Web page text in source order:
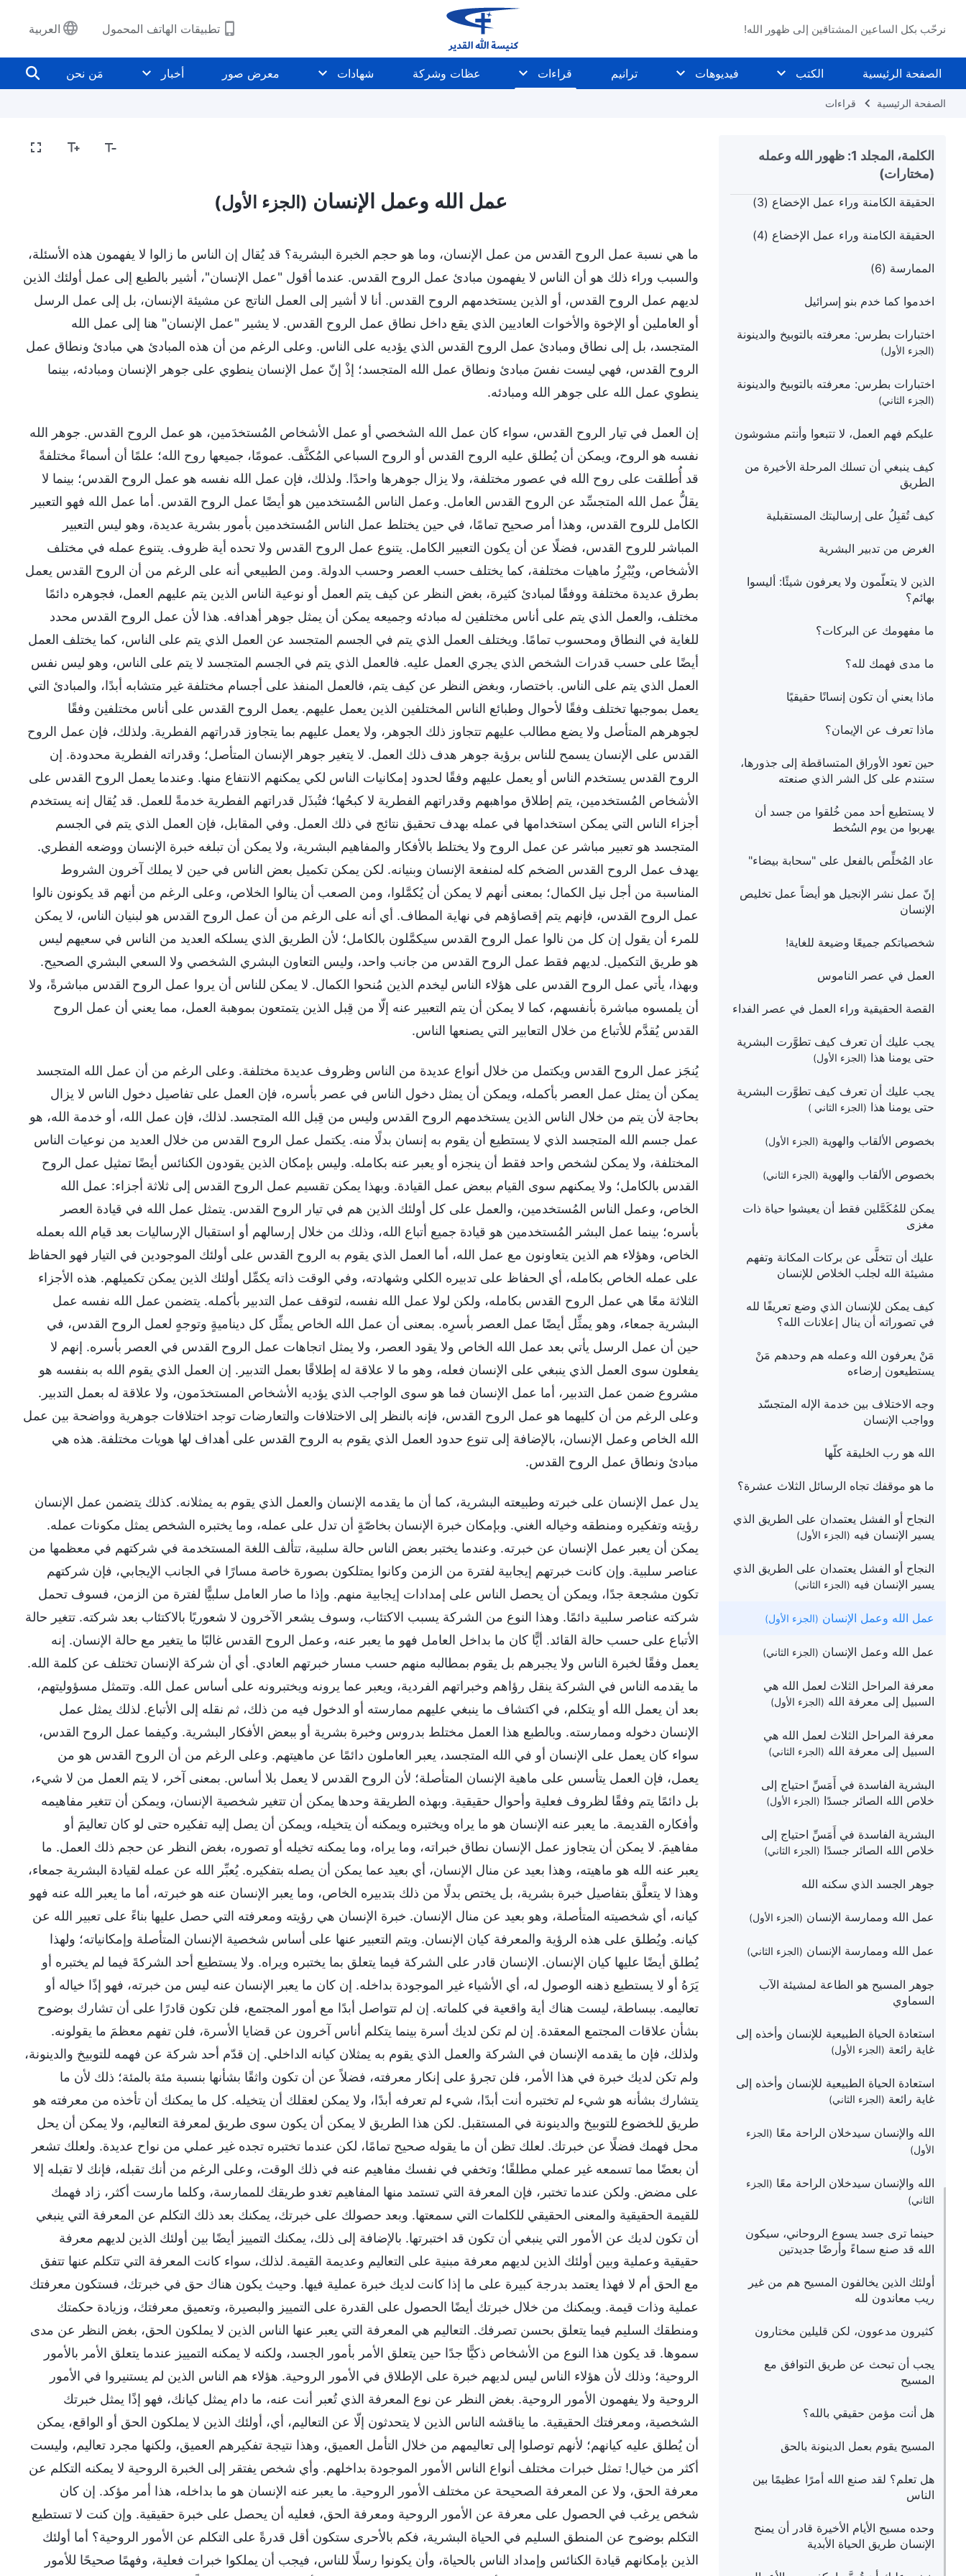
نرحّب بكل الساعين المشتاقين إلى ظهور الله! تطبيقات الهاتف المحمول العربية
الصفحة الرئيسية الكتب فيديوهات ترانيم قراءات عظات وشركة شهادات معرض صور أخبار مَن نحن
الصفحة الرئيسية قراءات
الكلمة، المجلد 1: ظهور الله وعمله
(مختارات)
الممارسة (3)
الممارسة (4)
الحقيقة الكامنة وراء عمل الإخضاع (1)
الحقيقة الكامنة وراء عمل الإخضاع (2)
الحقيقة الكامنة وراء عمل الإخضاع (3)
الحقيقة الكامنة وراء عمل الإخضاع (4)
الممارسة (6)
اخدموا كما خدم بنو إسرائيل
اختبارات بطرس: معرفته بالتوبيخ والدينونة
(الجزء الأول)
اختبارات بطرس: معرفته بالتوبيخ والدينونة
(الجزء الثاني)
عليكم فهم العمل، لا تتبعوا وأنتم مشوشون
كيف ينبغي أن تسلك المرحلة الأخيرة من
الطريق
كيف تُقبِلُ على إرساليتك المستقبلية
الغرض من تدبير البشرية
الذين لا يتعلّمون ولا يعرفون شيئًا: أليسوا
بهائم؟
ما مفهومك عن البركات؟
ما مدى فهمك لله؟
ماذا يعني أن تكون إنسانًا حقيقيًا
ماذا تعرف عن الإيمان؟
حين تعود الأوراق المتساقطة إلى جذورها،
ستندم على كل الشر الذي صنعته
لا يستطيع أحد ممن خُلقوا من جسد أن
يهربوا من يوم السُخط
عاد المُخلِّص بالفعل على "سحابة بيضاء"
إنّ عمل نشر الإنجيل هو أيضاً عمل تخليص
الإنسان
شخصياتكم جميعًا وضيعة للغاية!
العمل في عصر الناموس
القصة الحقيقية وراء العمل في عصر الفداء
يجب عليك أن تعرف كيف تطوَّرت البشرية
حتى يومنا هذا (الجزء الأول)
يجب عليك أن تعرف كيف تطوَّرت البشرية
حتى يومنا هذا (الجزء الثاني )
بخصوص الألقاب والهوية (الجزء الأول)
بخصوص الألقاب والهوية (الجزء الثاني)
يمكن للمُكَمَّلين فقط أن يعيشوا حياة ذات
مغزى
عليك أن تتخلَّى عن بركات المكانة وتفهم
مشيئة الله لجلب الخلاص للإنسان
كيف يمكن للإنسان الذي وضع تعريفًا لله
في تصوراته أن ينال إعلانات الله؟
مَنْ يعرفون الله وعمله هم وحدهم مَنْ
يستطيعون إرضاءه
وجه الاختلاف بين خدمة الإله المتجسّد
وواجب الإنسان
الله هو رب الخليقة كلّها
ما هو موقفك تجاه الرسائل الثلاث عشرة؟
النجاح أو الفشل يعتمدان على الطريق الذي
يسير الإنسان فيه (الجزء الأول)
النجاح أو الفشل يعتمدان على الطريق الذي
يسير الإنسان فيه (الجزء الثاني)
عمل الله وعمل الإنسان (الجزء الأول)
عمل الله وعمل الإنسان (الجزء الثاني)
معرفة المراحل الثلاث لعمل الله هي
السبيل إلى معرفة الله (الجزء الأول)
معرفة المراحل الثلاث لعمل الله هي
السبيل إلى معرفة الله (الجزء الثاني)
البشرية الفاسدة في أَمَسِّ احتياج إلى
خلاص الله الصائر جسدًا (الجزء الأول)
البشرية الفاسدة في أَمَسِّ احتياج إلى
خلاص الله الصائر جسدًا (الجزء الثاني)
جوهر الجسد الذي سكنه الله
عمل الله وممارسة الإنسان (الجزء الأول)
عمل الله وممارسة الإنسان (الجزء الثاني)
جوهر المسيح هو الطاعة لمشيئة الآب
السماوي
استعادة الحياة الطبيعية للإنسان وأخذه إلى
غاية رائعة (الجزء الأول)
استعادة الحياة الطبيعية للإنسان وأخذه إلى
غاية رائعة (الجزء الثاني)
الله والإنسان سيدخلان الراحة معًا (الجزء
الأول)
الله والإنسان سيدخلان الراحة معًا (الجزء
الثاني)
حينما ترى جسد يسوع الروحاني، سيكون
الله قد صنع سماءً وأرضًا جديدتين
أولئك الذين يخالفون المسيح هم من غير
ريب معاندون لله
كثيرون مدعوون، لكن قليلين مختارون
يجب أن تبحث عن طريق التوافق مع
المسيح
هل أنت مؤمن حقيقي بالله؟
المسيح يقوم بعمل الدينونة بالحق
هل تعلم؟ لقد صنع الله أمرًا عظيمًا بين
الناس
وحده مسيح الأيام الأخيرة قادر أن يمنح
الإنسان طريق الحياة الأبدية
عمل الله وعمل الإنسان (الجزء الأول)
ما هي نسبة عمل الروح القدس من عمل الإنسان، وما هو حجم الخبرة البشرية؟ قد يُقال إن الناس ما زالوا لا يفهمون هذه الأسئلة،
والسبب وراء ذلك هو أن الناس لا يفهمون مبادئ عمل الروح القدس. عندما أقول "عمل الإنسان"، أشير بالطبع إلى عمل أولئك الذين
لديهم عمل الروح القدس، أو الذين يستخدمهم الروح القدس. أنا لا أشير إلى العمل الناتج عن مشيئة الإنسان، بل إلى عمل الرسل
أو العاملين أو الإخوة والأخوات العاديين الذي يقع داخل نطاق عمل الروح القدس. لا يشير "عمل الإنسان" هنا إلى عمل الله
المتجسد، بل إلى نطاق ومبادئ عمل الروح القدس الذي يؤديه على الناس. وعلى الرغم من أن هذه المبادئ هي مبادئ ونطاق عمل
الروح القدس، فهي ليست نفسَ مبادئ ونطاق عمل الله المتجسد؛ إذْ إنّ عمل الإنسان ينطوي على جوهر الإنسان ومبادئه، بينما
ينطوي عمل الله على جوهر الله ومبادئه.
إن العمل في تيار الروح القدس، سواء كان عمل الله الشخصي أو عمل الأشخاص المُستخدَمين، هو عمل الروح القدس. جوهر الله
نفسه هو الروح، ويمكن أن يُطلق عليه الروح القدس أو الروح السباعي المُكثَّف. عمومًا، جميعها روح الله؛ علمًا أن أسماءً مختلفةً
قد أُطلقت على روح الله في عصور مختلفة، ولا يزال جوهرها واحدًا. ولذلك، فإن عمل الله نفسه هو عمل الروح القدس؛ بينما لا
يقلُّ عمل الله المتجسِّد عن الروح القدس العامل. وعمل الناس المُستخدمين هو أيضًا عمل الروح القدس. أما عمل الله فهو التعبير
الكامل للروح القدس، وهذا أمر صحيح تمامًا، في حين يختلط عمل الناس المُستخدمين بأمور بشرية عديدة، وهو ليس التعبير
المباشر للروح القدس، فضلًا عن أن يكون التعبير الكامل. يتنوع عمل الروح القدس ولا تحده أية ظروف. يتنوع عمله في مختلف
الأشخاص، ويُبْرِزُ ماهيات مختلفة، كما يختلف حسب العصر وحسب الدولة. ومن الطبيعي أنه على الرغم من أن الروح القدس يعمل
بطرق عديدة مختلفة ووفقًا لمبادئ كثيرة، بغض النظر عن كيف يتم العمل أو نوعية الناس الذين يتم عليهم العمل، فجوهره دائمًا
مختلف، والعمل الذي يتم على أناس مختلفين له مبادئه وجميعه يمكن أن يمثل جوهر أهدافه. هذا لأن عمل الروح القدس محدد
للغاية في النطاق ومحسوب تمامًا. ويختلف العمل الذي يتم في الجسم المتجسد عن العمل الذي يتم على الناس، كما يختلف العمل
أيضًا على حسب قدرات الشخص الذي يجري العمل عليه. فالعمل الذي يتم في الجسم المتجسد لا يتم على الناس، وهو ليس نفس
العمل الذي يتم على الناس. باختصار، وبغض النظر عن كيف يتم، فالعمل المنفذ على أجسام مختلفة غير متشابه أبدًا، والمبادئ التي
يعمل بموجبها تختلف وفقًا لأحوال وطبائع الناس المختلفين الذين يعمل عليهم. يعمل الروح القدس على أناس مختلفين وفقًا
لجوهرهم المتأصل ولا يضع مطالب عليهم تتجاوز ذلك الجوهر، ولا يعمل عليهم بما يتجاوز قدراتهم الفطرية. ولذلك، فإن عمل الروح
القدس على الإنسان يسمح للناس برؤية جوهر هدف ذلك العمل. لا يتغير جوهر الإنسان المتأصل؛ وقدراته الفطرية محدودة. إن
الروح القدس يستخدم الناس أو يعمل عليهم وفقًا لحدود إمكانيات الناس لكي يمكنهم الانتفاع منها. وعندما يعمل الروح القدس على
الأشخاص المُستخدمين، يتم إطلاق مواهبهم وقدراتهم الفطرية لا كبحُها؛ فتُبذَل قدراتهم الفطرية خدمةً للعمل. قد يُقال إنه يستخدم
أجزاء الناس التي يمكن استخدامها في عمله بهدف تحقيق نتائج في ذلك العمل. وفي المقابل، فإن العمل الذي يتم في الجسم
المتجسد هو تعبير مباشر عن عمل الروح ولا يختلط بالأفكار والمفاهيم البشرية، ولا يمكن أن تبلغه خبرة الإنسان ووضعه الفطري.
يهدف عمل الروح القدس الضخم كله لمنفعة الإنسان وبنيانه. لكن يمكن تكميل بعض الناس في حين لا يملك آخرون الشروط
المناسبة من أجل نيل الكمال؛ بمعنى أنهم لا يمكن أن يُكمَّلوا، ومن الصعب أن ينالوا الخلاص، وعلى الرغم من أنهم قد يكونون نالوا
عمل الروح القدس، فإنهم يتم إقصاؤهم في نهاية المطاف. أي أنه على الرغم من أن عمل الروح القدس هو لبنيان الناس، لا يمكن
للمرء أن يقول إن كل من نالوا عمل الروح القدس سيكمَّلون بالكامل؛ لأن الطريق الذي يسلكه العديد من الناس في سعيهم ليس
هو طريق التكميل. لديهم فقط عمل الروح القدس من جانب واحد، وليس التعاون البشري الشخصي ولا السعي البشري الصحيح.
وبهذا، يأتي عمل الروح القدس على هؤلاء الناس ليخدم الذين مُنحوا الكمال. لا يمكن للناس أن يروا عمل الروح القدس مباشرةً، ولا
أن يلمسوه مباشرة بأنفسهم، كما لا يمكن أن يتم التعبير عنه إلّا من قِبل الذين يتمتعون بموهبة العمل، مما يعني أن عمل الروح
القدس يُقدَّم للأتباع من خلال التعابير التي يصنعها الناس.
يُنجَز عمل الروح القدس ويكتمل من خلال أنواع عديدة من الناس وظروف عديدة مختلفة. وعلى الرغم من أن عمل الله المتجسد
يمكن أن يمثل عمل العصر بأكمله، ويمكن أن يمثل دخول الناس في عصر بأسره، فإن العمل على تفاصيل دخول الناس لا يزال
بحاجة لأن يتم من خلال الناس الذين يستخدمهم الروح القدس وليس من قِبل الله المتجسد. لذلك، فإن عمل الله، أو خدمة الله، هو
عمل جسم الله المتجسد الذي لا يستطيع أن يقوم به إنسان بدلًا منه. يكتمل عمل الروح القدس من خلال العديد من نوعيات الناس
المختلفة، ولا يمكن لشخص واحد فقط أن ينجزه أو يعبر عنه بكامله. وليس بإمكان الذين يقودون الكنائس أيضًا تمثيل عمل الروح
القدس بالكامل؛ ولا يمكنهم سوى القيام ببعض عمل القيادة. وبهذا يمكن تقسيم عمل الروح القدس إلى ثلاثة أجزاء: عمل الله
الخاص، وعمل الناس المُستخدمين، والعمل على كل أولئك الذين هم في تيار الروح القدس. يتمثل عمل الله في قيادة العصر
بأسره؛ بينما عمل البشر المُستخدمين هو قيادة جميع أتباع الله، وذلك من خلال إرسالهم أو استقبال الإرساليات بعد قيام الله بعمله
الخاص، وهؤلاء هم الذين يتعاونون مع عمل الله، أما العمل الذي يقوم به الروح القدس على أولئك الموجودين في التيار فهو الحفاظ
على عمله الخاص بكامله، أي الحفاظ على تدبيره الكلي وشهادته، وفي الوقت ذاته يكمِّل أولئك الذين يمكن تكميلهم. هذه الأجزاء
الثلاثة معًا هي عمل الروح القدس بكامله، ولكن لولا عمل الله نفسه، لتوقف عمل التدبير بأكمله. يتضمن عمل الله نفسه عمل
البشرية جمعاء، وهو يمثِّل أيضًا عمل العصر بأسرِه. بمعنى أن عمل الله الخاص يمثِّل كل ديناميةٍ وتوجهٍ لعمل الروح القدس، في
حين أن عمل الرسل يأتي بعد عمل الله الخاص ولا يقود العصر، ولا يمثل اتجاهات عمل الروح القدس في العصر بأسره. إنهم لا
يفعلون سوى العمل الذي ينبغي على الإنسان فعله، وهو ما لا علاقة له إطلاقًا بعمل التدبير. إن العمل الذي يقوم الله به بنفسه هو
مشروع ضمن عمل التدبير، أما عمل الإنسان فما هو سوى الواجب الذي يؤديه الأشخاص المستخدَمون، ولا علاقة له بعمل التدبير.
وعلى الرغم من أن كليهما هو عمل الروح القدس، فإنه بالنظر إلى الاختلافات والتعارضات توجد اختلافات جوهرية وواضحة بين عمل
الله الخاص وعمل الإنسان، بالإضافة إلى تنوع حدود العمل الذي يقوم به الروح القدس على أهداف لها هويات مختلفة. هذه هي
مبادئ ونطاق عمل الروح القدس.
يدل عمل الإنسان على خبرته وطبيعته البشرية، كما أن ما يقدمه الإنسان والعمل الذي يقوم به يمثلانه. كذلك يتضمن عمل الإنسان
رؤيته وتفكيره ومنطقه وخياله الغني. وبإمكان خبرة الإنسان بخاصّةٍ أن تدل على عمله، وما يختبره الشخص يمثل مكونات عمله.
يمكن أن يعبر عمل الإنسان عن خبرته. وعندما يختبر بعض الناس حالة سلبية، تتألف اللغة المستخدمة في شركتهم في معظمها من
عناصر سلبية. وإن كانت خبرتهم إيجابية لفترة من الزمن وكانوا يمتلكون بصورة خاصة مسارًا في الجانب الإيجابي، فإن شركتهم
تكون مشجعة جدًا، ويمكن أن يحصل الناس على إمدادات إيجابية منهم. وإذا ما صار العامل سلبيًّا لفترة من الزمن، فسوف تحمل
شركته عناصر سلبية دائمًا. وهذا النوع من الشركة يسبب الاكتئاب، وسوف يشعر الآخرون لا شعوريًا بالاكتئاب بعد شركته. تتغير حالة
الأتباع على حسب حالة القائد. أيًّا كان ما بداخل العامل فهو ما يعبر عنه، وعمل الروح القدس غالبًا ما يتغير مع حالة الإنسان. إنه
يعمل وفقًا لخبرة الناس ولا يجبرهم بل يقوم بمطالبه منهم حسب مسار خبرتهم العادي. أي أن شركة الإنسان تختلف عن كلمة الله.
ما يقدمه الناس في الشركة ينقل رؤاهم وخبراتهم الفردية، ويعبر عما يرونه ويختبرونه على أساس عمل الله. وتتمثل مسؤوليتهم،
بعد أن يعمل الله أو يتكلم، في اكتشاف ما ينبغي عليهم ممارسته أو الدخول فيه من ذلك، ثم نقله إلى الأتباع. لذلك يمثل عمل
الإنسان دخوله وممارسته. وبالطبع هذا العمل مختلط بدروس وخبرة بشرية أو ببعض الأفكار البشرية. وكيفما عمل الروح القدس،
سواء كان يعمل على الإنسان أو في الله المتجسد، يعبر العاملون دائمًا عن ماهيتهم. وعلى الرغم من أن الروح القدس هو من
يعمل، فإن العمل يتأسس على ماهية الإنسان المتأصلة؛ لأن الروح القدس لا يعمل بلا أساس. بمعنى آخر، لا يتم العمل من لا شيء،
بل دائمًا يتم وفقًا لظروف فعلية وأحوال حقيقية. وبهذه الطريقة وحدها يمكن أن تتغير شخصية الإنسان، ويمكن أن تتغير مفاهيمه
وأفكاره القديمة. ما يعبر عنه الإنسان هو ما يراه ويختبره ويمكنه أن يتخيله، ويمكن أن يصل إليه تفكيره حتى لو كان تعاليمَ أو
مفاهيمَ. لا يمكن أن يتجاوز عمل الإنسان نطاق خبراته، وما يراه، وما يمكنه تخيله أو تصوره، بغض النظر عن حجم ذلك العمل. ما
يعبر عنه الله هو ماهيته، وهذا بعيد عن منال الإنسان، أي بعيد عما يمكن أن يصله بتفكيره. يُعبِّر الله عن عمله لقيادة البشرية جمعاء،
وهذا لا يتعلَّق بتفاصيل خبرة بشرية، بل يختص بدلًا من ذلك بتدبيره الخاص، وما يعبر الإنسان عنه هو خبرته، أما ما يعبر الله عنه فهو
كيانه، أي شخصيته المتأصلة، وهو بعيد عن منال الإنسان. خبرة الإنسان هي رؤيته ومعرفته التي حصل عليها بناءً على تعبير الله عن
كيانه. ويُطلق على هذه الرؤية والمعرفة كيان الإنسان. ويتم التعبير عنها على أساس شخصية الإنسان المتأصلة وإمكانياته؛ ولهذا
يُطلق أيضًا عليها كيان الإنسان. الإنسان قادر على الشركة فيما يتعلق بما يختبره ويراه. ولا يستطيع أحد الشركةَ فيما لم يختبره أو
يَرَهُ أو لا يستطيع ذهنه الوصول له، أي الأشياء غير الموجودة بداخله. إن كان ما يعبر الإنسان عنه ليس من خبرته، فهو إذًا خياله أو
تعاليمه. ببساطة، ليست هناك أية واقعية في كلماته. إن لم تتواصل أبدًا مع أمور المجتمع، فلن تكون قادرًا على أن تشارك بوضوح
بشأن علاقات المجتمع المعقدة. إن لم تكن لديك أسرة بينما يتكلم أناس آخرون عن قضايا الأسرة، فلن تفهم معظمَ ما يقولونه.
ولذلك، فإن ما يقدمه الإنسان في الشركة والعمل الذي يقوم به يمثلان كيانه الداخلي. إن قدّم أحد شركة عن فهمه للتوبيخ والدينونة،
ولم تكن لديك خبرة في هذا الأمر، فلن تجرؤ على إنكار معرفته، فضلاً عن أن تكون واثقًا بشأنها بنسبة مئة بالمئة؛ ذلك لأن ما
يتشارك بشأنه هو شيء لم تختبره أنت أبدًا، شيء لم تعرفه أبدًا، ولا يمكن لعقلك أن يتخيله. كل ما يمكنك أن تأخذه من معرفته هو
طريق للخضوع للتوبيخ والدينونة في المستقبل. لكن هذا الطريق لا يمكن أن يكون سوى طريق لمعرفة التعاليم، ولا يمكن أن يحل
محل فهمك فضلًا عن خبرتك. لعلك تظن أن ما يقوله صحيح تمامًا، لكن عندما تختبره تجده غير عملي من نواح عديدة. ولعلك تشعر
أن بعضًا مما تسمعه غير عملي مطلقًا؛ وتخفي في نفسك مفاهيم عنه في ذلك الوقت، وعلى الرغم من أنك تقبله، فإنك لا تقبله إلا
على مضض. ولكن عندما تختبر، فإن المعرفة التي تستمد منها المفاهيم تغدو طريقك للممارسة، وكلما مارست أكثر، زاد فهمك
للقيمة الحقيقية والمعنى الحقيقي للكلمات التي سمعتها. وبعد حصولك على خبرتك، يمكنك بعد ذلك التكلم عن المعرفة التي ينبغي
أن تكون لديك عن الأمور التي ينبغي أن تكون قد اختبرتها. بالإضافة إلى ذلك، يمكنك التمييز أيضًا بين أولئك الذين لديهم معرفة
حقيقية وعملية وبين أولئك الذين لديهم معرفة مبنية على التعاليم وعديمة القيمة. لذلك، سواء كانت المعرفة التي تتكلم عنها تتفق
مع الحق أم لا فهذا يعتمد بدرجة كبيرة على ما إذا كانت لديك خبرة عملية فيها. وحيث يكون هناك حق في خبرتك، فستكون معرفتك
عملية وذات قيمة. ويمكنك من خلال خبرتك أيضًا الحصول على القدرة على التمييز والبصيرة، وتعميق معرفتك، وزيادة حكمتك
ومنطقك السليم فيما يتعلق بحسن تصرفك. التعاليم هي المعرفة التي يعبر عنها الناس الذين لا يملكون الحق، بغض النظر عن مدى
سموها. قد يكون هذا النوع من الأشخاص ذكيًّا جدًا حين يتعلق الأمر بأمور الجسد، ولكنه لا يمكنه التمييز عندما يتعلق الأمر بالأمور
الروحية؛ وذلك لأن هؤلاء الناس ليس لديهم خبرة على الإطلاق في الأمور الروحية. هؤلاء هم الناس الذين لم يستنيروا في الأمور
الروحية ولا يفهمون الأمور الروحية. بغض النظر عن نوع المعرفة الذي تُعبر أنت عنه، ما دام يمثل كيانك، فهو إذًا يمثل خبرتك
الشخصية، ومعرفتك الحقيقية. ما يناقشه الناس الذين لا يتحدثون إلّا عن التعاليم، أي، أولئك الذين لا يملكون الحق أو الواقع، يمكن
أن يُطلق عليه كيانهم؛ لأنهم توصلوا إلى تعاليمهم من خلال التأمل العميق، وهذا نتيجة تفكيرهم العميق، ولكنها مجرد تعاليم، وليست
أكثر من خيال! تمثل خبرات مختلف أنواع الناس الأمور الموجودة بداخلهم. وأي شخص يفتقر إلى الخبرة الروحية لا يمكنه التكلم عن
معرفة الحق، ولا عن المعرفة الصحيحة عن مختلف الأمور الروحية. ما يعبر عنه الإنسان هو ما بداخله، هذا أمر مؤكد. إن كان
شخص يرغب في الحصول على معرفة عن الأمور الروحية ومعرفة الحق، فعليه أن يحصل على خبرة حقيقية. وإن كنت لا تستطيع
التكلم بوضوح عن المنطق السليم في الحياة البشرية، فكم بالأحرى ستكون أقل قدرةً على التكلم عن الأمور الروحية؟ أما أولئك
الذين بإمكانهم قيادة الكنائس وإمداد الناس بالحياة، وأن يكونوا رسلًا للناس، فيجب أن يملكوا خبرات فعلية، وفهمًا صحيحًا للأمور